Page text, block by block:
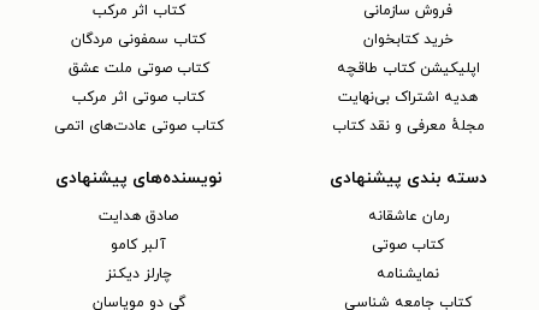
فروش سازمانی
خرید کتابخوان
اپلیکیشن کتاب طاقچه
هدیه اشتراک بی‌نهایت
مجلهٔ معرفی و نقد کتاب
کتاب اثر مرکب
کتاب سمفونی مردگان
کتاب صوتی ملت عشق
کتاب صوتی اثر مرکب
کتاب صوتی عادت‌های اتمی
دسته بندی پیشنهادی
رمان عاشقانه
کتاب‌ صوتی
نمایشنامه
کتاب جامعه شناسی
نویسنده‌های پیشنهادی
صادق هدایت
آلبر کامو
چارلز دیکنز
گی دو موپاسان